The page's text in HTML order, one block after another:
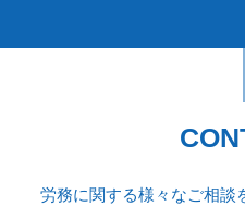
労務に関する様々なご相談